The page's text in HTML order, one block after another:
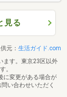
見る
元： 生活ガイド.com
ます。東京23区以外
。
に変更がある場合が
い合わせいただく